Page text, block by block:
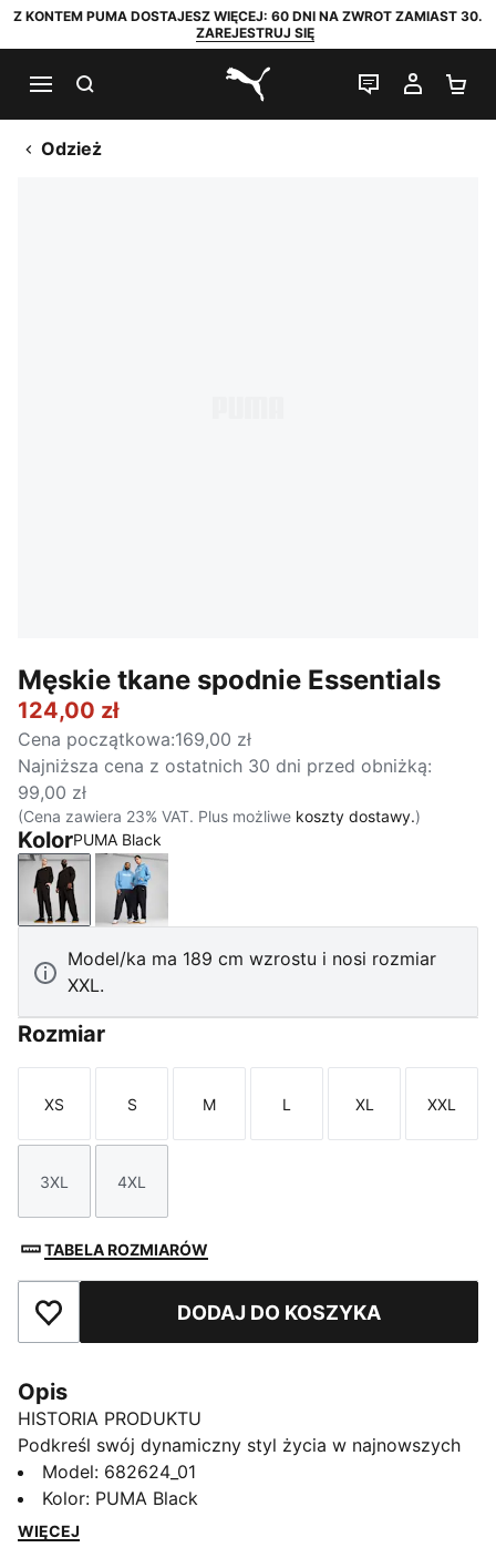
Z KONTEM PUMA DOSTAJESZ WIĘCEJ: 60 DNI NA ZWROT ZAMIAST 30.
ZAREJESTRUJ SIĘ
PUMA.com
CZAT NA
MOJE
Odzież
Męskie tkane spodnie Essentials
124,00 zł
Cena początkowa:169,00 zł
Najniższa cena z ostatnich 30 dni przed obniżką:
99,00 zł
(Cena zawiera 23% VAT. Plus możliwe koszty dostawy.)
KolorPUMA Black
PUMA BlackNew Navy
Model/ka ma 189 cm wzrostu i nosi rozmiar
XXL.
Rozmiar
Rozmiar
XS
Rozmiar
S
Rozmiar
M
Rozmiar
L
Rozmiar
XL XXL
Rozmiar
3XL
Rozmiar
4XL
TABELA ROZMIARÓW
Dodaj do ulubionychDODAJ DO KOSZYKA
Opis
HISTORIA PRODUKTU
Podkreśl swój dynamiczny styl życia w najnowszych
spodniach PUMA. Mają eleganckie haftowane logo
PUMA Cat i elastyczny pas z wewnętrznymi
sznurkami, który zapewnia idealne dopasowanie. Te
Model: 682624_01
Kolor: PUMA Black
WIĘCEJ